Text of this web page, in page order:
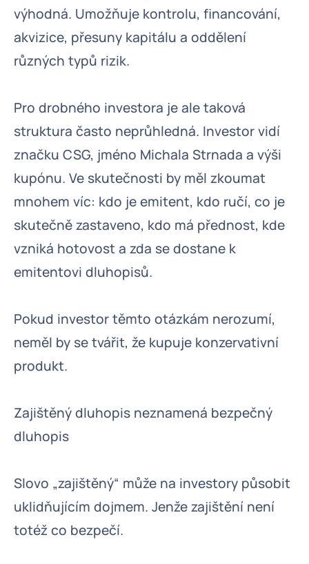
výhodná. Umožňuje kontrolu, financování,
akvizice, přesuny kapitálu a oddělení
různých typů rizik.
Pro drobného investora je ale taková
struktura často neprůhledná. Investor vidí
značku CSG, jméno Michala Strnada a výši
kupónu. Ve skutečnosti by měl zkoumat
mnohem víc: kdo je emitent, kdo ručí, co je
skutečně zastaveno, kdo má přednost, kde
vzniká hotovost a zda se dostane k
emitentovi dluhopisů.
Pokud investor těmto otázkám nerozumí,
neměl by se tvářit, že kupuje konzervativní
produkt.
Zajištěný dluhopis neznamená bezpečný
dluhopis
Slovo „zajištěný“ může na investory působit
uklidňujícím dojmem. Jenže zajištění není
totéž co bezpečí.